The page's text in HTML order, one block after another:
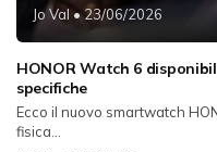
Jo Val • 23/06/2026
HONOR Watch 6
specifiche
Ecco il nuovo smartwatch
fisica...